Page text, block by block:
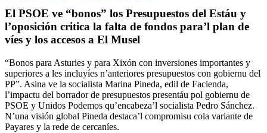
El PSOE ve “bonos” los Presupuestos del Estáu y
l’oposición critica la falta de fondos para’l plan de
víes y los accesos a El Musel
“Bonos para Asturies y para Xixón con inversiones importantes y
superiores a les incluyíes n’anteriores presupuestos con gobiernu del
PP”. Asina ve la socialista Marina Pineda, edil de Facienda,
l’impactu del borrador de presupuestos presentáu pol gobiernu de
PSOE y Unidos Podemos qu’encabeza’l socialista Pedro Sánchez.
N’una visión global Pineda destaca’l compromisu cola variante de
Payares y la rede de cercaníes.